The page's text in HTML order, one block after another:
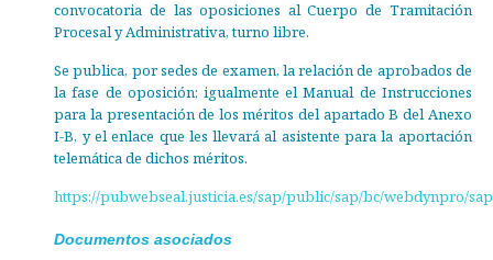
convocatoria de las oposiciones al Cuerpo de Tramitación
Procesal y Administrativa, turno libre.
Se publica, por sedes de examen, la relación de aprobados de
la fase de oposición; igualmente el Manual de Instrucciones
para la presentación de los méritos del apartado B del Anexo
I-B, y el enlace que les llevará al asistente para la aportación
telemática de dichos méritos.
https://pubwebseal.justicia.es/sap/public/sap/bc/webdynpro/sap/
Documentos asociados